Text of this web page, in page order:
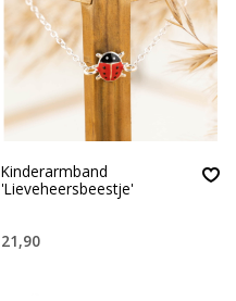
Kinderarmband
'Lieveheersbeestje'
21,90